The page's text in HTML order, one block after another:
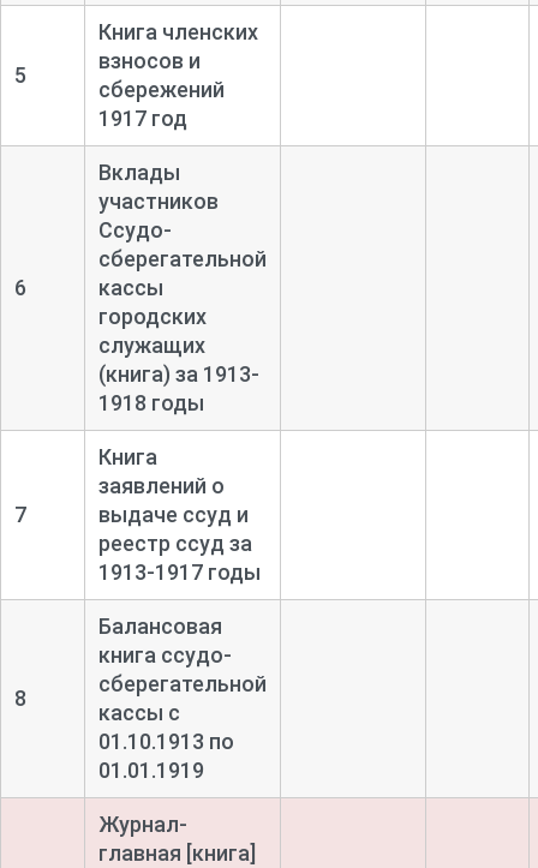
5
Книга членских
взносов и
сбережений
1917 год
6
Вклады
участников
Ссудо-
сберегательной
кассы
городских
служащих
(книга) за 1913-
1918 годы
7
Книга
заявлений о
выдаче ссуд и
реестр ссуд за
1913-1917 годы
8
Балансовая
книга ссудо-
сберегательной
кассы с
01.10.1913 по
01.01.1919
Журнал-
главная [книга]